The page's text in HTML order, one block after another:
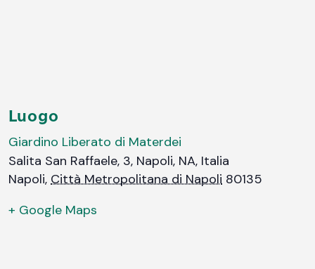
Luogo
Giardino Liberato di Materdei
Salita San Raffaele, 3, Napoli, NA, Italia
Napoli, Città Metropolitana di Napoli 80135
+ Google Maps